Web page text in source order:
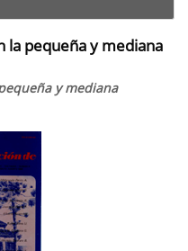
la pequeña y mediana
y mediana